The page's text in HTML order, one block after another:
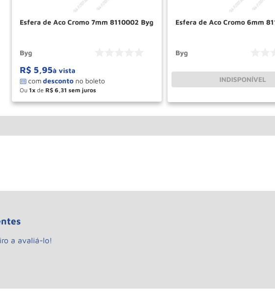
Esfera de Aco Cromo 7mm 8110002 Byg
Byg
R$ 5,95à vista
Ou 1 de R$ 6 31
＋
－ COMPRAR
Esfera de Aco Cromo 6mm
Byg
INDISPONÍVEL
a avaliá-lo!